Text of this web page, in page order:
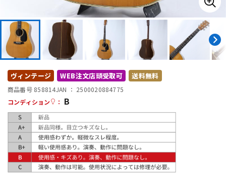
DTM
DTM オンライン納品 レコーディング機器
配信/ライブ機器
中古 ヴィンテージ
ヴィンテージ WEB注文店頭受取可 送料無料
商品番号 858814JAN ： 2500020884775
コンディション
： B